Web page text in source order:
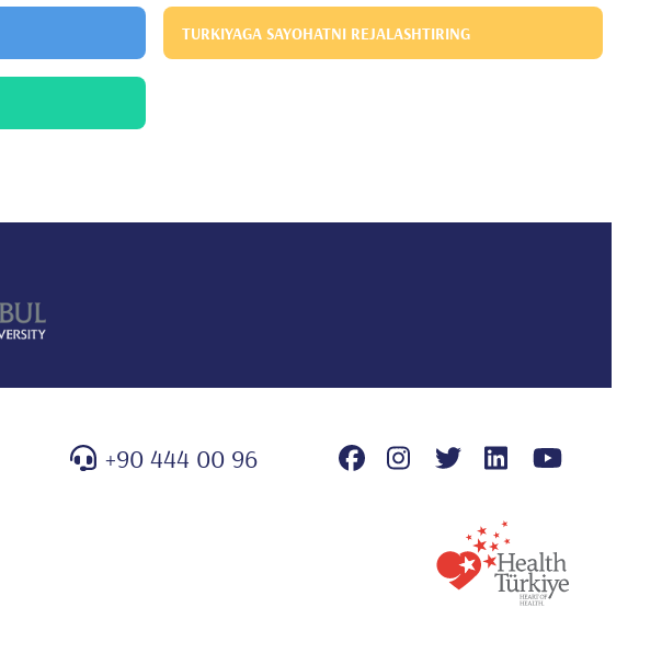
TURKIYAGA SAYOHATNI REJALASHTIRING
+90 444 00 96